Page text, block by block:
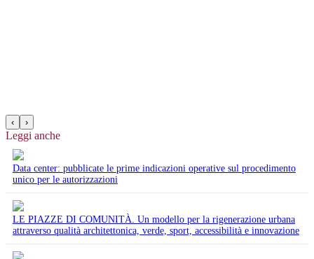
‹ ›
Leggi anche
Data center: pubblicate le prime indicazioni operative sul procedimento
unico per le autorizzazioni
LE PIAZZE DI COMUNITÀ. Un modello per la rigenerazione urbana
attraverso qualità architettonica, verde, sport, accessibilità e innovazione